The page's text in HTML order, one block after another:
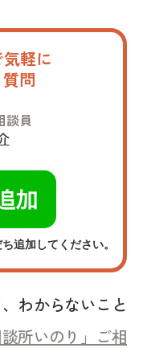
軽に
問
談員
追加してください。
わからないこと
所いのり」ご相